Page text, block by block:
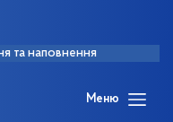
та наповнення
Меню